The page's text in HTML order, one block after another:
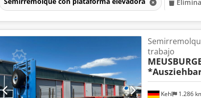
Kehl 1.286
trabajo